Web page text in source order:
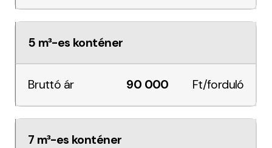
5 m³-es konténer
90 000 Ft/forduló
7 m³-es konténer